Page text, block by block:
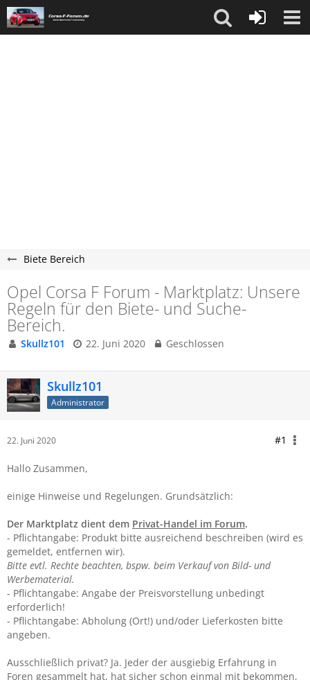
Biete Bereich
Opel Corsa F Forum - Marktplatz: Unsere
Regeln für den Biete- und Suche-
Bereich.
Skullz101 22. Juni 2020 Geschlossen
Skullz101
Administrator
22. Juni 2020 #1
Hallo Zusammen,
einige Hinweise und Regelungen. Grundsätzlich:
Der Marktplatz dient dem Privat-Handel im Forum.
- Pflichtangabe: Produkt bitte ausreichend beschreiben (wird es
gemeldet, entfernen wir).
Bitte evtl. Rechte beachten, bspw. beim Verkauf von Bild- und
Werbematerial.
- Pflichtangabe: Angabe der Preisvorstellung unbedingt
erforderlich!
- Pflichtangabe: Abholung (Ort!) und/oder Lieferkosten bitte
angeben.
Ausschließlich privat? Ja. Jeder der ausgiebig Erfahrung in
Foren gesammelt hat, hat sicher schon einmal mit bekommen,